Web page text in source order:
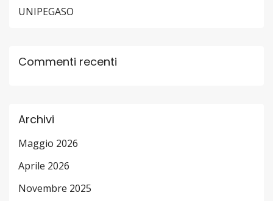
UNIPEGASO
Commenti recenti
Archivi
Maggio 2026
Aprile 2026
Novembre 2025